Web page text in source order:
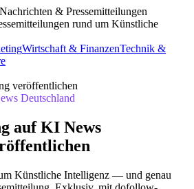
Nachrichten & Pressemitteilungen
rund um Künstliche
Wirtschaft & FinanzenTechnik &
veröffentlichen
Deutschland
auf KI News
Künstliche Intelligenz — und genau